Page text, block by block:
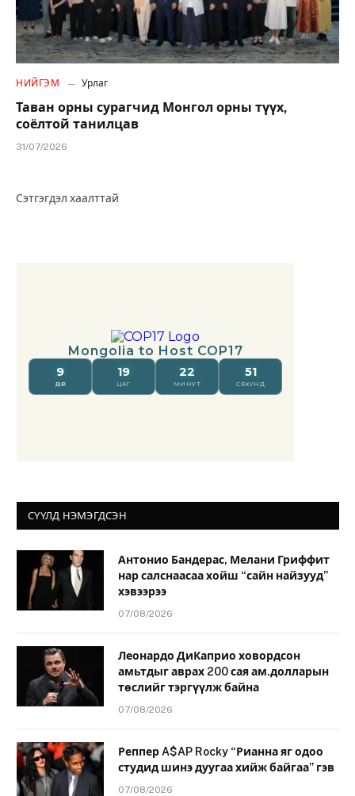
НИЙГЭМ Урлаг
Таван орны сурагчид Монгол орны түүх,
соёлтой танилцав
31/07/2026
Сэтгэгдэл хаалттай
СҮҮЛД НЭМЭГДСЭН
Антонио Бандерас, Мелани Гриффит
нар салснаасаа хойш “сайн найзууд”
хэвээрээ
07/08/2026
Леонардо ДиКаприо ховордсон
амьтдыг аврах 200 сая ам.долларын
төслийг тэргүүлж байна
07/08/2026
Реппер A$AP Rocky “Рианна яг одоо
студид шинэ дуугаа хийж байгаа” гэв
07/08/2026